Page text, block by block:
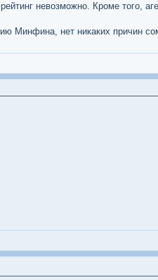
невозможно. Кроме того,
Минфина, нет никаких причин